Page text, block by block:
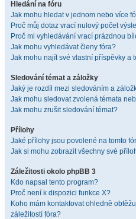
Hledání na fóru
Jak mohu hledat v jednom nebo více
Proč můj dotaz vrací nulový počet
Proč mi vyhledávání vrací prázdnou
Jak mohu vyhledávat členy fóra?
Jak mohu najít své vlastní příspěvky a
Sledování témat a záložky
Jaký je rozdíl mezi sledováním a
Jak mohu sledovat zvolená témata
Jak mohu zrušit sledování témat?
Přílohy
Jaké přílohy jsou povolené na tomto
Jak si mohu zobrazit všechny své
Záležitosti okolo phpBB 3
Kdo napsal tento program?
Proč není k dispozici funkce X?
Koho mám kontaktovat ohledně
záležitostí fóra?